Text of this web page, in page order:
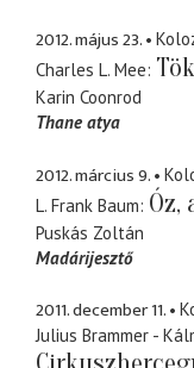
2012. május 23.
Charles L. Mee
Karin Coonrod
Thane atya
2012. március 9.
L. Frank Baum Óz,
Puskás Zoltán
Madárijesztő
2011. december 11.
Julius Brammer -